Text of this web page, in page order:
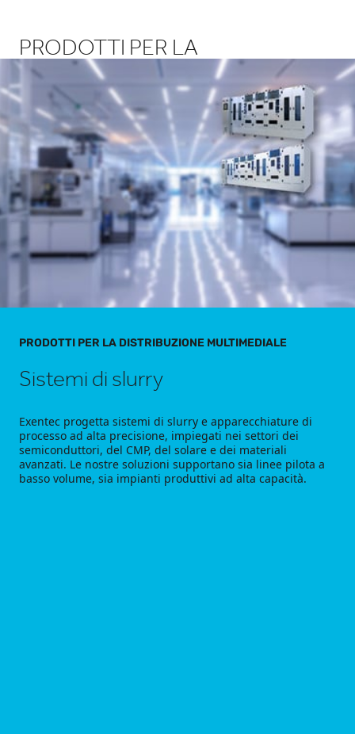
PRODOTTI PER LA
DISTRIBUZIONE MULTIMEDIALE
PRODOTTI PER LA DISTRIBUZIONE MULTIMEDIALE
Sistemi di slurry
Exentec progetta sistemi di slurry e apparecchiature di
processo ad alta precisione, impiegati nei settori dei
semiconduttori, del CMP, del solare e dei materiali
avanzati. Le nostre soluzioni supportano sia linee pilota a
basso volume, sia impianti produttivi ad alta capacità.